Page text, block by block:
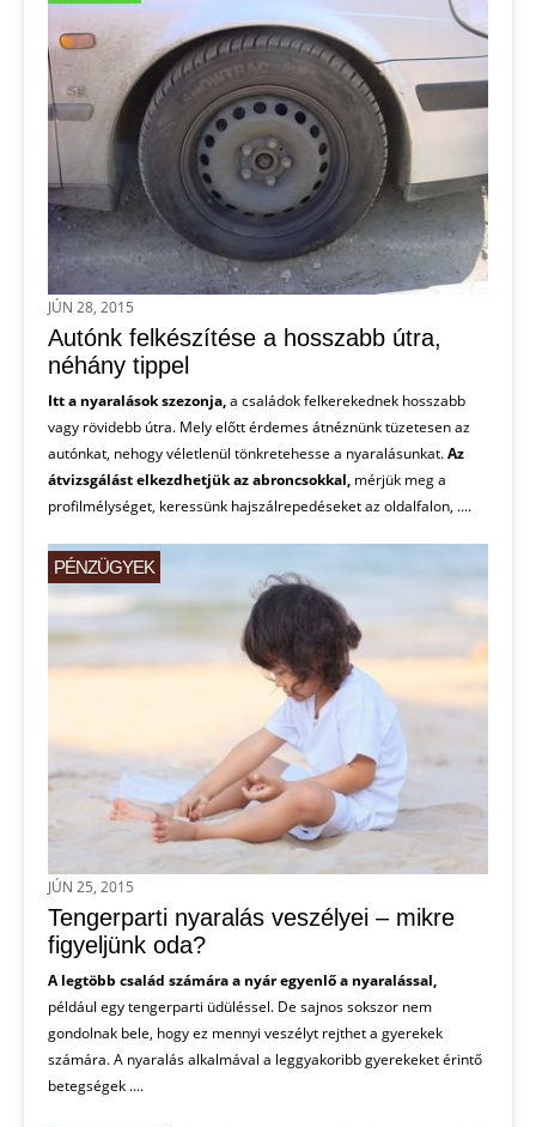
JÚN 28, 2015
Autónk felkészítése a hosszabb útra,
néhány tippel
Itt a nyaralások szezonja,a családok felkerekednek hosszabb
vagy rövidebb útra. Mely előtt érdemes átnéznünk tüzetesen az
autónkat, nehogy véletlenül tönkretehesse a nyaralásunkat.Az
átvizsgálást elkezdhetjük az abroncsokkal, mérjük meg a
profilmélységet, keressünk hajszálrepedéseket az oldalfalon, ....
PÉNZÜGYEK
JÚN 25, 2015
Tengerparti nyaralás veszélyei – mikre
figyeljünk oda?
A legtöbb család számára a nyár egyenlő a nyaralással,
például egy tengerparti üdüléssel. De sajnos sokszor nem
gondolnak bele, hogy ez mennyi veszélyt rejthet a gyerekek
számára. A nyaralás alkalmával a leggyakoribb gyerekeket érintő
betegségek ....